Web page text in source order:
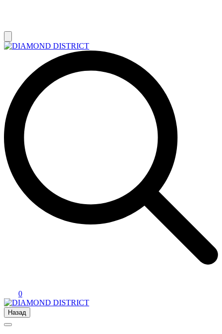
0
Назад